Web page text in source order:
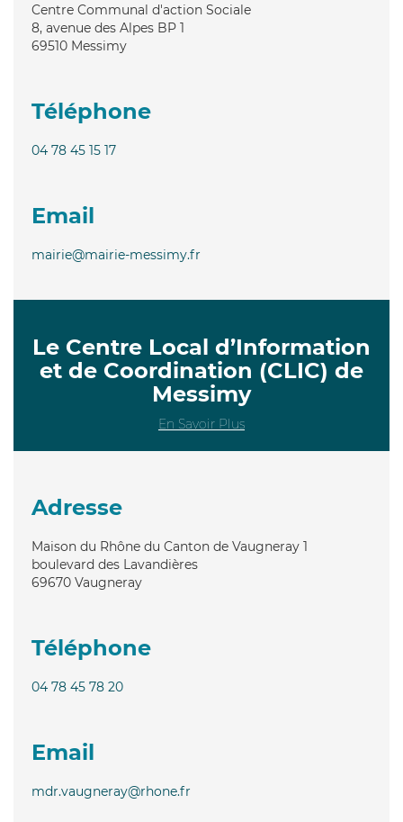
Centre Communal d'action Sociale
8, avenue des Alpes BP 1
69510 Messimy
Téléphone
04 78 45 15 17
Email
mairie@mairie-messimy.fr
Le Centre Local d’Information
et de Coordination (CLIC) de
Messimy
En Savoir Plus
Adresse
Maison du Rhône du Canton de Vaugneray 1
boulevard des Lavandières
69670 Vaugneray
Téléphone
04 78 45 78 20
Email
mdr.vaugneray@rhone.fr